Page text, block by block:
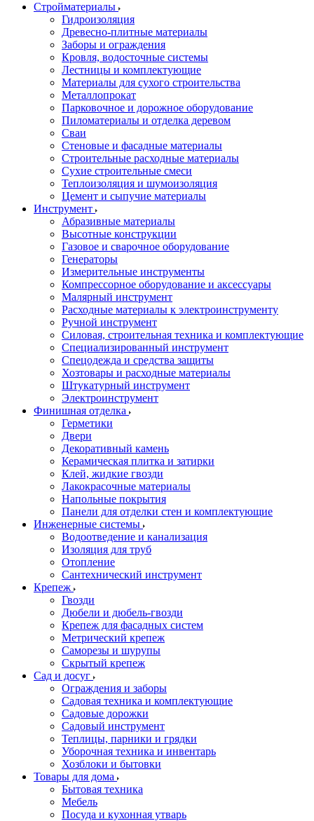
Стройматериалы
Гидроизоляция
Древесно-плитные материалы
Заборы и ограждения
Кровля, водосточные системы
Лестницы и комплектующие
Материалы для сухого строительства
Металлопрокат
Парковочное и дорожное оборудование
Пиломатериалы и отделка деревом
Сваи
Стеновые и фасадные материалы
Строительные расходные материалы
Сухие строительные смеси
Теплоизоляция и шумоизоляция
Цемент и сыпучие материалы
Инструмент
Абразивные материалы
Высотные конструкции
Газовое и сварочное оборудование
Генераторы
Измерительные инструменты
Компрессорное оборудование и аксессуары
Малярный инструмент
Расходные материалы к электроинструменту
Ручной инструмент
Силовая, строительная техника и комплектующие
Специализированный инструмент
Спецодежда и средства защиты
Хозтовары и расходные материалы
Штукатурный инструмент
Электроинструмент
Финишная отделка
Герметики
Двери
Декоративный камень
Керамическая плитка и затирки
Клей, жидкие гвозди
Лакокрасочные материалы
Напольные покрытия
Панели для отделки стен и комплектующие
Инженерные системы
Водоотведение и канализация
Изоляция для труб
Отопление
Сантехнический инструмент
Крепеж
Гвозди
Дюбели и дюбель-гвозди
Крепеж для фасадных систем
Метрический крепеж
Саморезы и шурупы
Скрытый крепеж
Сад и досуг
Ограждения и заборы
Садовая техника и комплектующие
Садовые дорожки
Садовый инструмент
Теплицы, парники и грядки
Уборочная техника и инвентарь
Хозблоки и бытовки
Товары для дома
Бытовая техника
Мебель
Посуда и кухонная утварь